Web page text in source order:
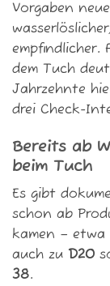
Vorgaben
empfindlicher.
dem Tuch
Jahrzehnte
drei Check-
Bereits ab
beim Tuch
Es gibt
schon ab
kamen – etwa
auch zu D20
38.